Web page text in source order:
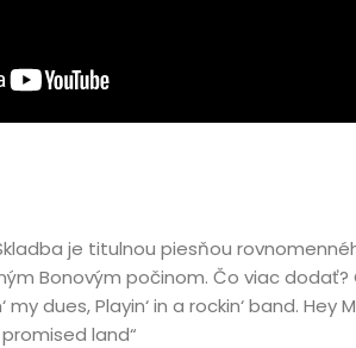
je titulnou piesňou
Bonovým počinom. Čo viac
my dues, Playin‘ in a rockin‘ band. Hey
land“